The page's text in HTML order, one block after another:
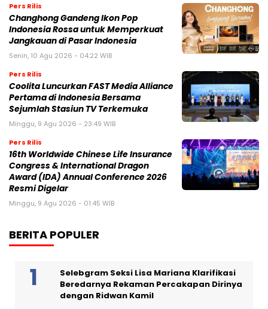
Pers Rilis
Changhong Gandeng Ikon Pop
Indonesia Rossa untuk Memperkuat
Jangkauan di Pasar Indonesia
Senin, 10 Agu 2026 - 04:22 WIB
Pers Rilis
Coolita Luncurkan FAST Media Alliance
Pertama di Indonesia Bersama
Sejumlah Stasiun TV Terkemuka
Minggu, 9 Agu 2026 - 23:49 WIB
Pers Rilis
16th Worldwide Chinese Life Insurance
Congress & International Dragon
Award (IDA) Annual Conference 2026
Resmi Digelar
Minggu, 9 Agu 2026 - 01:45 WIB
BERITA POPULER
Selebgram Seksi Lisa Mariana Klarifikasi
Beredarnya Rekaman Percakapan Dirinya
dengan Ridwan Kamil